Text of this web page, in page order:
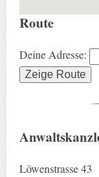
a
v
g
i
e
n
Route
Deine Adresse:
Löwenstrasse 43